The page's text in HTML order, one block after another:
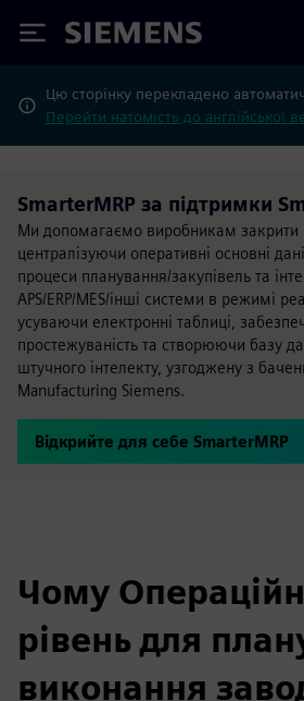
Siemens
Цю сторінку перекладено
Перейти натомість до англійської
SmarterMRP за підтримки
Ми допомагаємо виробникам закрити
централізуючи оперативні основні
процеси планування/закупівель та
APS/ERP/MES/інші системи в режимі
усуваючи електронні таблиці,
простежуваність та створюючи базу
штучного інтелекту, узгоджену з
Manufacturing Siemens.
Відкрийте для себе SmarterMRP
Чому
рівень для
виконання